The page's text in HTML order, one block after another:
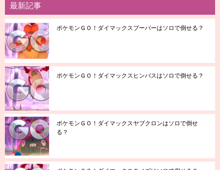
最新記事
ポケモンＧＯ！ダイマックスブーバーはソロで倒せる？
ポケモンＧＯ！ダイマックスヒンバスはソロで倒せる？
ポケモンＧＯ！ダイマックスヤブクロンはソロで倒せ
る？